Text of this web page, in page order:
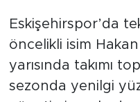
Eskişehirspor’da
öncelikli isim
yarısında takımı
sezonda yenilgi